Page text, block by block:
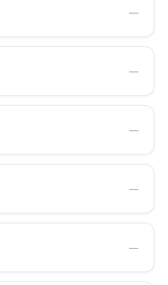
―
―
―
―
―